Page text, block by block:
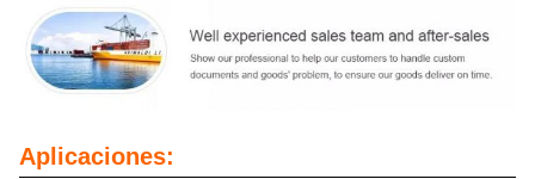
Aplicaciones: